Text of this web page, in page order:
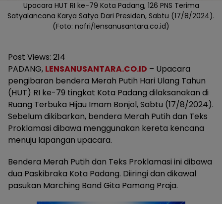
Upacara HUT RI ke-79 Kota Padang, 126 PNS Terima
Satyalancana Karya Satya Dari Presiden, Sabtu (17/8/2024).
(Foto: nofri/lensanusantara.co.id)
Post Views: 214
PADANG, LENSANUSANTARA.CO.ID – Upacara
pengibaran bendera Merah Putih Hari Ulang Tahun
(HUT) RI ke-79 tingkat Kota Padang dilaksanakan di
Ruang Terbuka Hijau Imam Bonjol, Sabtu (17/8/2024).
Sebelum dikibarkan, bendera Merah Putih dan Teks
Proklamasi dibawa menggunakan kereta kencana
menuju lapangan upacara.
Bendera Merah Putih dan Teks Proklamasi ini dibawa
dua Paskibraka Kota Padang. Diiringi dan dikawal
pasukan Marching Band Gita Pamong Praja.